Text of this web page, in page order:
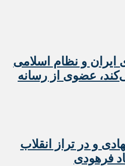
ایران و نظام اسلامی
عضوی از رسانه
و در تراز انقلاب
فرهودی